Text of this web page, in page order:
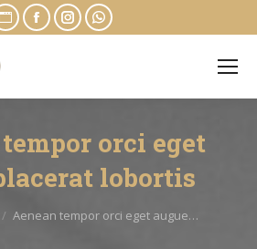
Website
in
window
Facebook
in
window
Instagram
in
window
Whatsapp
in
window
orci eget
lobortis
Aenean tempor orci eget augue…